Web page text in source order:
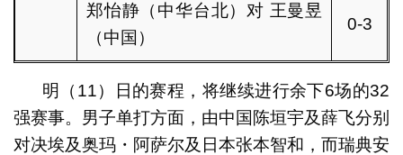
郑怡静（中华台北）对 王曼昱
（中国）
0-3
明（11）日的赛程，将继续进行余下6场的32
强赛事。男子单打方面，由中国陈垣宇及薛飞分别
对决埃及奥玛・阿萨尔及日本张本智和，而瑞典安